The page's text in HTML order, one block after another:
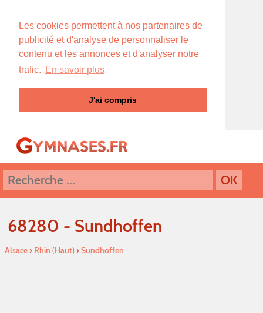
Les cookies permettent à nos partenaires de
publicité et d'analyse de personnaliser le
contenu et les annonces et d'analyser notre
trafic. En savoir plus
J'ai compris
68280 - Sundhoffen
Alsace› Rhin (Haut)›Sundhoffen